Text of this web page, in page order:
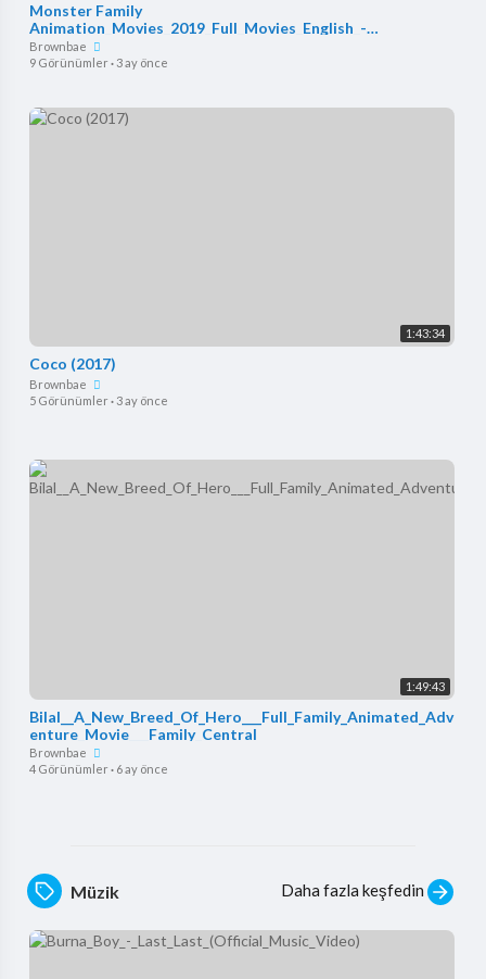
Monster Family
Animation_Movies_2019_Full_Movies_English_-
_Cartoon_Disney_Movies(720p)
Brownbae
9 Görünümler · 3 ay önce
1:43:34
Coco (2017)
Brownbae
5 Görünümler · 3 ay önce
1:49:43
Bilal__A_New_Breed_Of_Hero___Full_Family_Animated_Adv
enture_Movie___Family_Central
Brownbae
4 Görünümler · 6 ay önce
Müzik Daha fazla keşfedin